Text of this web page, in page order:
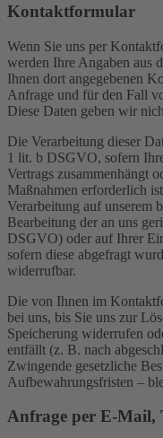
Kontaktformular
Wenn Sie uns per
werden Ihre Angaben aus
Ihnen dort angegebenen
Anfrage und für den Fall
Diese Daten geben wir
Die Verarbeitung dieser
1 lit. b DSGVO, sofern
Vertrags zusammenhängt
Maßnahmen erforderlich
Verarbeitung auf unserem
Bearbeitung der an uns
DSGVO) oder auf Ihrer
sofern diese abgefragt
widerrufbar.
Die von Ihnen im
bei uns, bis Sie uns zur
Speicherung widerrufen
entfällt (z. B. nach
Zwingende gesetzliche
Aufbewahrungsfristen –
Anfrage per E-Mail,